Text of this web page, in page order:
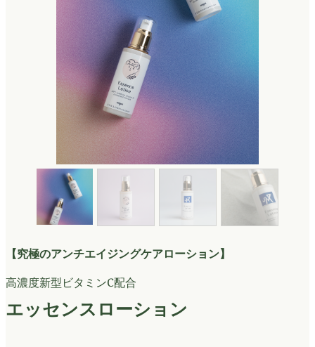
【究極のアンチエイジングケアローション】
高濃度新型ビタミンC配合
エッセンスローション